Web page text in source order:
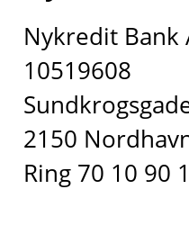
Nykredit Bank
10519608
2150
Ring 70 10 90